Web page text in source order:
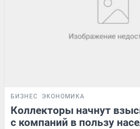
БИЗНЕС ЭКОНОМИКА
Коллекторы начнут
с компаний в пользу